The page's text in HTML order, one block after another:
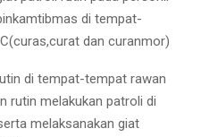
di tempat-
dan curanmor)
di tempat-tempat rawan
rutin melakukan patroli di
melaksanakan giat